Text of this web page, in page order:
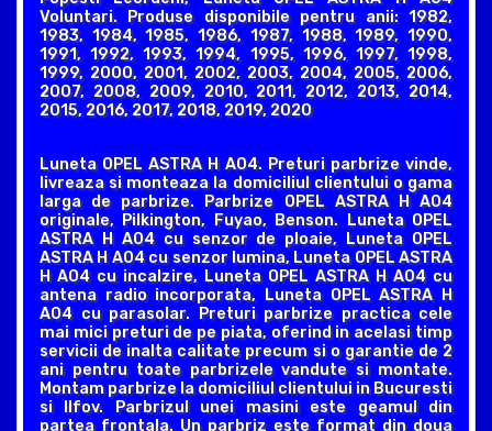
Voluntari. Produse disponibile pentru anii: 1982,
1983, 1984, 1985, 1986, 1987, 1988, 1989, 1990,
1991, 1992, 1993, 1994, 1995, 1996, 1997, 1998,
1999, 2000, 2001, 2002, 2003, 2004, 2005, 2006,
2007, 2008, 2009, 2010, 2011, 2012, 2013, 2014,
2015, 2016, 2017, 2018, 2019, 2020
Luneta OPEL ASTRA H A04. Preturi parbrize vinde,
livreaza si monteaza la domiciliul clientului o gama
larga de parbrize. Parbrize OPEL ASTRA H A04
originale, Pilkington, Fuyao, Benson. Luneta OPEL
ASTRA H A04 cu senzor de ploaie, Luneta OPEL
ASTRA H A04 cu senzor lumina, Luneta OPEL ASTRA
H A04 cu incalzire, Luneta OPEL ASTRA H A04 cu
antena radio incorporata, Luneta OPEL ASTRA H
A04 cu parasolar. Preturi parbrize practica cele
mai mici preturi de pe piata, oferind in acelasi timp
servicii de inalta calitate precum si o garantie de 2
ani pentru toate parbrizele vandute si montate.
Montam parbrize la domiciliul clientului in Bucuresti
si Ilfov. Parbrizul unei masini este geamul din
partea frontala. Un parbriz este format din doua